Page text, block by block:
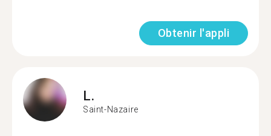
Obtenir l'appli
L.
Saint-Nazaire